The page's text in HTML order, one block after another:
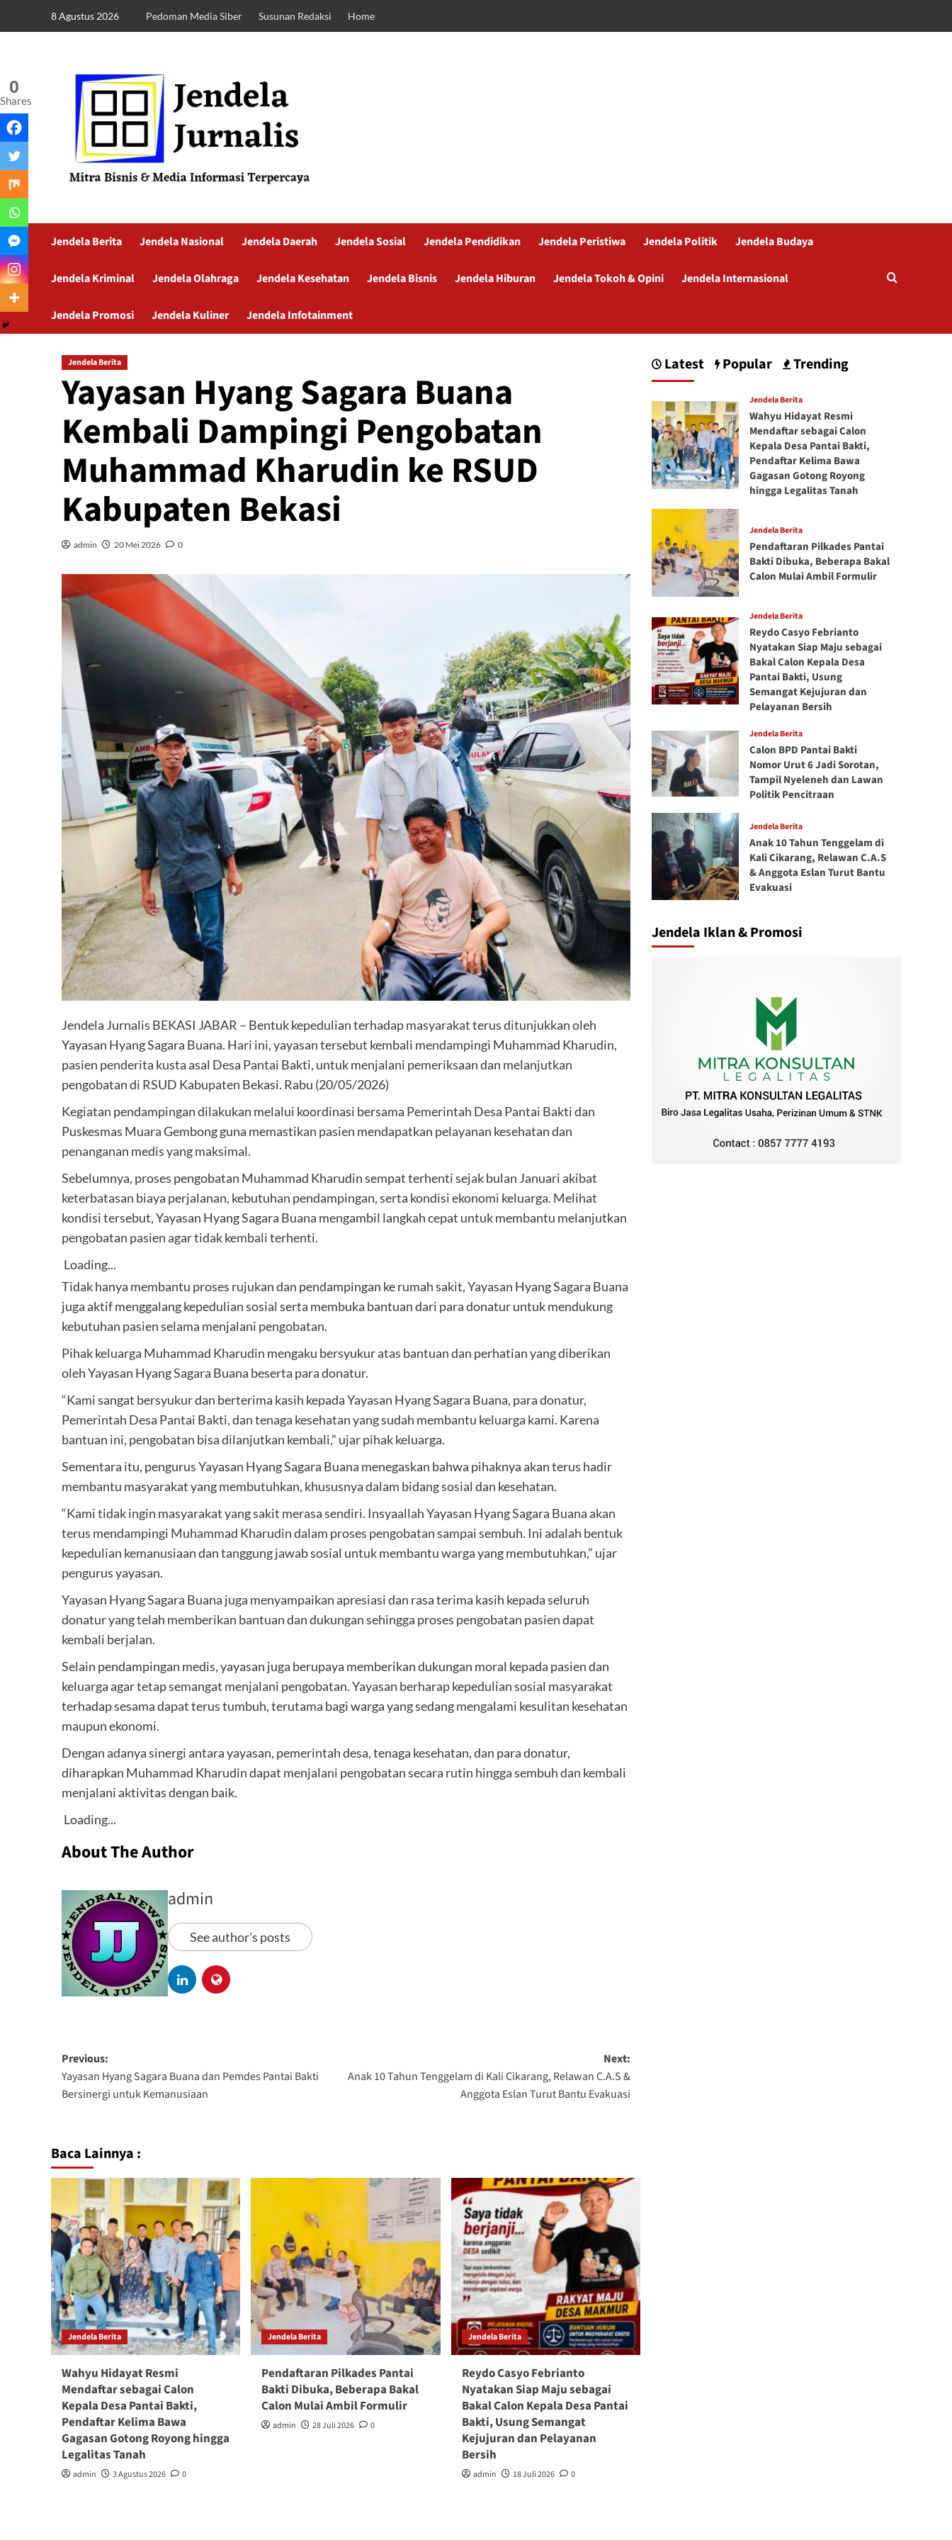
8 Agustus 2026 Pedoman Media Siber Susunan Redaksi Home
Jendela Berita Jendela Nasional Jendela Daerah Jendela Sosial Jendela Pendidikan Jendela Peristiwa Jendela Politik Jendela Budaya
Jendela Kriminal Jendela Olahraga Jendela Kesehatan Jendela Bisnis Jendela Hiburan Jendela Tokoh & Opini Jendela Internasional
Jendela Promosi Jendela Kuliner Jendela Infotainment
Jendela Berita
Yayasan Hyang Sagara Buana
Kembali Dampingi Pengobatan
Muhammad Kharudin ke RSUD
Kabupaten Bekasi
admin 20 Mei 2026 0
Jendela Jurnalis BEKASI JABAR – Bentuk kepedulian terhadap masyarakat terus ditunjukkan oleh
Yayasan Hyang Sagara Buana. Hari ini, yayasan tersebut kembali mendampingi Muhammad Kharudin,
pasien penderita kusta asal Desa Pantai Bakti, untuk menjalani pemeriksaan dan melanjutkan
pengobatan di RSUD Kabupaten Bekasi. Rabu (20/05/2026)
Kegiatan pendampingan dilakukan melalui koordinasi bersama Pemerintah Desa Pantai Bakti dan
Puskesmas Muara Gembong guna memastikan pasien mendapatkan pelayanan kesehatan dan
penanganan medis yang maksimal.
Sebelumnya, proses pengobatan Muhammad Kharudin sempat terhenti sejak bulan Januari akibat
keterbatasan biaya perjalanan, kebutuhan pendampingan, serta kondisi ekonomi keluarga. Melihat
kondisi tersebut, Yayasan Hyang Sagara Buana mengambil langkah cepat untuk membantu melanjutkan
pengobatan pasien agar tidak kembali terhenti.
Loading...
Tidak hanya membantu proses rujukan dan pendampingan ke rumah sakit, Yayasan Hyang Sagara Buana
juga aktif menggalang kepedulian sosial serta membuka bantuan dari para donatur untuk mendukung
kebutuhan pasien selama menjalani pengobatan.
Pihak keluarga Muhammad Kharudin mengaku bersyukur atas bantuan dan perhatian yang diberikan
oleh Yayasan Hyang Sagara Buana beserta para donatur.
“Kami sangat bersyukur dan berterima kasih kepada Yayasan Hyang Sagara Buana, para donatur,
Pemerintah Desa Pantai Bakti, dan tenaga kesehatan yang sudah membantu keluarga kami. Karena
bantuan ini, pengobatan bisa dilanjutkan kembali,” ujar pihak keluarga.
Sementara itu, pengurus Yayasan Hyang Sagara Buana menegaskan bahwa pihaknya akan terus hadir
membantu masyarakat yang membutuhkan, khususnya dalam bidang sosial dan kesehatan.
“Kami tidak ingin masyarakat yang sakit merasa sendiri. Insyaallah Yayasan Hyang Sagara Buana akan
terus mendampingi Muhammad Kharudin dalam proses pengobatan sampai sembuh. Ini adalah bentuk
kepedulian kemanusiaan dan tanggung jawab sosial untuk membantu warga yang membutuhkan,” ujar
pengurus yayasan.
Yayasan Hyang Sagara Buana juga menyampaikan apresiasi dan rasa terima kasih kepada seluruh
donatur yang telah memberikan bantuan dan dukungan sehingga proses pengobatan pasien dapat
kembali berjalan.
Selain pendampingan medis, yayasan juga berupaya memberikan dukungan moral kepada pasien dan
keluarga agar tetap semangat menjalani pengobatan. Yayasan berharap kepedulian sosial masyarakat
terhadap sesama dapat terus tumbuh, terutama bagi warga yang sedang mengalami kesulitan kesehatan
maupun ekonomi.
Dengan adanya sinergi antara yayasan, pemerintah desa, tenaga kesehatan, dan para donatur,
diharapkan Muhammad Kharudin dapat menjalani pengobatan secara rutin hingga sembuh dan kembali
menjalani aktivitas dengan baik.
Loading...
About The Author
admin
See author's posts
0
Shares
Previous:
Yayasan Hyang Sagara Buana dan Pemdes Pantai Bakti
Bersinergi untuk Kemanusiaan
Next:
Anak 10 Tahun Tenggelam di Kali Cikarang, Relawan C.A.S &
Anggota Eslan Turut Bantu Evakuasi
Baca Lainnya :
Jendela Berita
Wahyu Hidayat Resmi
Mendaftar sebagai Calon
Kepala Desa Pantai Bakti,
Pendaftar Kelima Bawa
Gagasan Gotong Royong hingga
Legalitas Tanah
admin 3 Agustus 2026 0
Jendela Berita
Pendaftaran Pilkades Pantai
Bakti Dibuka, Beberapa Bakal
Calon Mulai Ambil Formulir
admin 28 Juli 2026 0
Jendela Berita
Reydo Casyo Febrianto
Nyatakan Siap Maju sebagai
Bakal Calon Kepala Desa Pantai
Bakti, Usung Semangat
Kejujuran dan Pelayanan
Bersih
admin 18 Juli 2026 0
Latest Popular Trending
Jendela Berita
Wahyu Hidayat Resmi
Mendaftar sebagai Calon
Kepala Desa Pantai Bakti,
Pendaftar Kelima Bawa
Gagasan Gotong Royong
hingga Legalitas Tanah
Jendela Berita
Pendaftaran Pilkades Pantai
Bakti Dibuka, Beberapa Bakal
Calon Mulai Ambil Formulir
Jendela Berita
Reydo Casyo Febrianto
Nyatakan Siap Maju sebagai
Bakal Calon Kepala Desa
Pantai Bakti, Usung
Semangat Kejujuran dan
Pelayanan Bersih
Jendela Berita
Calon BPD Pantai Bakti
Nomor Urut 6 Jadi Sorotan,
Tampil Nyeleneh dan Lawan
Politik Pencitraan
Jendela Berita
Anak 10 Tahun Tenggelam di
Kali Cikarang, Relawan C.A.S
& Anggota Eslan Turut Bantu
Evakuasi
Jendela Iklan & Promosi